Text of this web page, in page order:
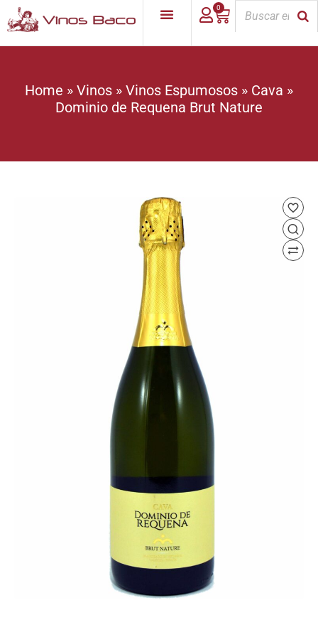
0
Home » Vinos » Vinos Espumosos » Cava »
Dominio de Requena Brut Nature